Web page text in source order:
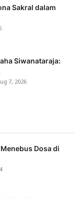
Sakral dalam
Siwanataraja:
7, 2026
Dosa di